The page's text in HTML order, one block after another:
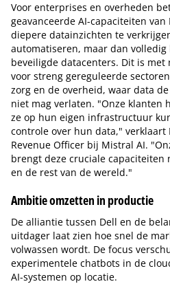
Voor enterprises en overheden
geavanceerde AI-capaciteiten
diepere datainzichten te
automatiseren, maar dan
beveiligde datacenters. Dit is
voor streng gereguleerde
zorg en de overheid, waar data
niet mag verlaten. "Onze klanten
ze op hun eigen infrastructuur
controle over hun data," verklaart
Revenue Officer bij Mistral AI.
brengt deze cruciale capaciteiten
en de rest van de wereld."
Ambitie omzetten in productie
De alliantie tussen Dell en de
uitdager laat zien hoe snel de
volwassen wordt. De focus
experimentele chatbots in de
AI-systemen op locatie.